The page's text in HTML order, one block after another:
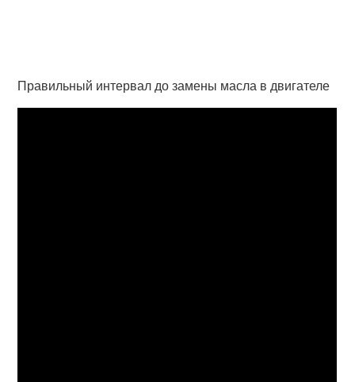
Правильный интервал до замены масла в двигателе